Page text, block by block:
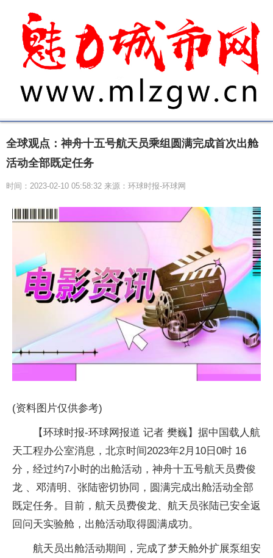
全球观点：神舟十五号航天员乘组圆满完成首次出舱
活动全部既定任务
时间：2023-02-10 05:58:32 来源：环球时报-环球网
(资料图片仅供参考)
【环球时报-环球网报道 记者 樊巍】据中国载人航
天工程办公室消息，北京时间2023年2月10日0时 16
分，经过约7小时的出舱活动，神舟十五号航天员费俊
龙 、邓清明、张陆密切协同，圆满完成出舱活动全部
既定任务。目前，航天员费俊龙、航天员张陆已安全返
回问天实验舱，出舱活动取得圆满成功。
航天员出舱活动期间，完成了梦天舱外扩展泵组安